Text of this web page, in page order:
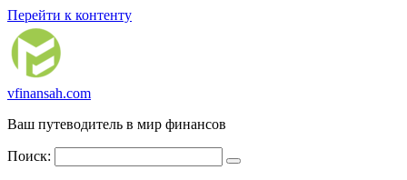
Перейти к контенту
vfinansah.com
Ваш путеводитель в мир финансов
Поиск: